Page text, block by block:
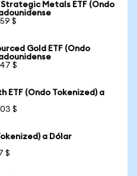
Metals ETF (Ondo
$
Gold ETF (Ondo
$
ETF (Ondo Tokenized) a
$
a Dólar
$